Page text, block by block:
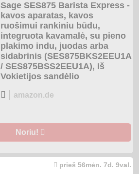
Sage SES875 Barista Express -
kavos aparatas, kavos
ruošimui rankiniu būdu,
integruota kavamalė, su pieno
plakimo indu, juodas arba
sidabrinis (SES875BKS2EEU1A
/ SES875BSS2EEU1A), iš
Vokietijos sandėlio
amazon.de
Noriu!
prieš 56mėn. 7d. 9val.